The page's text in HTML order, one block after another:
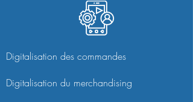
Digitalisation des commandes
Digitalisation du merchandising